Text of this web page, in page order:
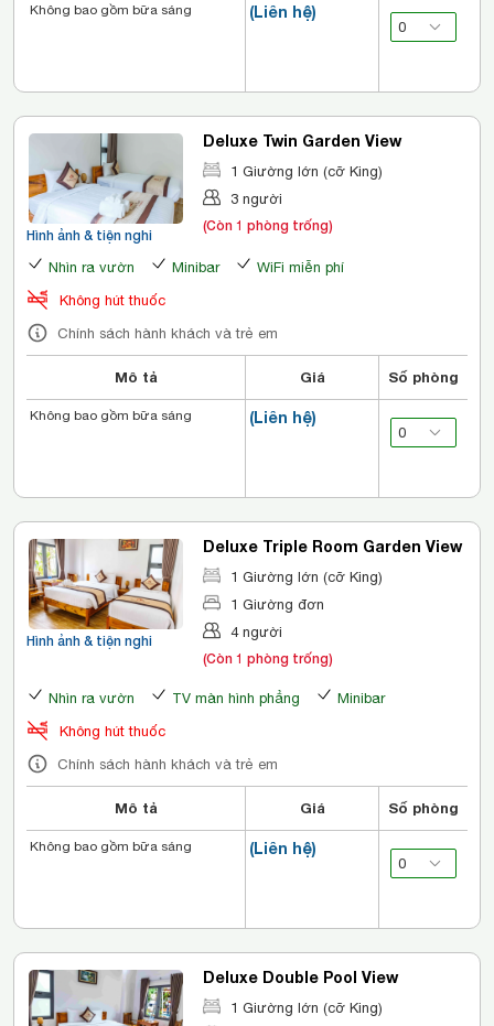
(Liên hệ)
Không bao gồm bữa sáng
Hình ảnh & tiện nghi
Deluxe Twin Garden View
1 Giường lớn (cỡ King)
3 người
(Còn 1 phòng trống)
Nhìn ra vườn Minibar
WiFi miễn phí
Không hút thuốc
Chính sách hành khách và trẻ em
Mô tả Giá Số phòng
(Liên hệ)
Không bao gồm bữa sáng
Hình ảnh & tiện nghi
Deluxe Triple Room Garden View
1 Giường lớn (cỡ King)
1 Giường đơn
4 người
(Còn 1 phòng trống)
Nhìn ra vườn TV màn hình phẳng
Minibar
Không hút thuốc
Chính sách hành khách và trẻ em
Mô tả Giá Số phòng
(Liên hệ)
Không bao gồm bữa sáng
Deluxe Double Pool View
1 Giường lớn (cỡ King)